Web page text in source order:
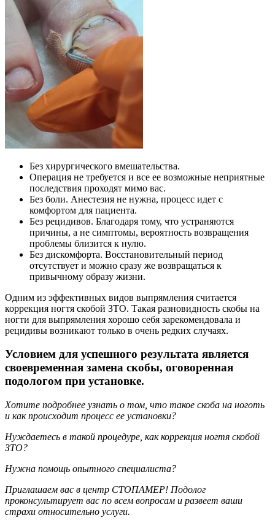
Без хирургического вмешательства.
Операция не требуется и все ее возможные неприятные
последствия проходят мимо вас.
Без боли. Анестезия не нужна, процесс идет с
комфортом для пациента.
Без рецидивов. Благодаря тому, что устраняются
причины, а не симптомы, вероятность возвращения
проблемы близится к нулю.
Без дискомфорта. Восстановительный период
отсутствует и можно сразу же возвращаться к
привычному образу жизни.
Одним из эффективных видов выпрямления считается
коррекция ногтя скобой ЗТО. Такая разновидность скобы на
ногти для выпрямления хорошо себя зарекомендовала и
рецидивы возникают только в очень редких случаях.
Условием для успешного результата является
своевременная замена скобы, оговоренная
подологом при установке.
Хотите подробнее узнать о том, что такое скоба на ноготь
и как происходит процесс ее установки?
Нуждаетесь в такой процедуре, как коррекция ногтя скобой
ЗТО?
Нужна помощь опытного специалиста?
Приглашаем вас в центр СТОПАМЕР! Подолог
проконсультирует вас по всем вопросам и развеет ваши
страхи относительно услуги.